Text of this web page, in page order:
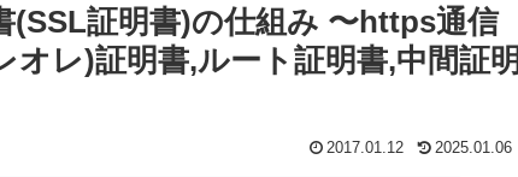
証明書)の仕組み 〜https通信
レ)証明書,ルート証明書,中間証明
2017.01.12 2025.01.06